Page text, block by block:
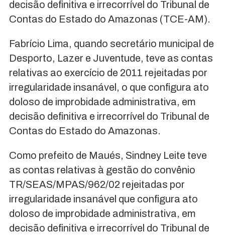
decisão definitiva e irrecorrível do Tribunal de
Contas do Estado do Amazonas (TCE-AM).
Fabrício Lima, quando secretário municipal de
Desporto, Lazer e Juventude, teve as contas
relativas ao exercício de 2011 rejeitadas por
irregularidade insanável, o que configura ato
doloso de improbidade administrativa, em
decisão definitiva e irrecorrível do Tribunal de
Contas do Estado do Amazonas.
Como prefeito de Maués, Sindney Leite teve
as contas relativas à gestão do convênio
TR/SEAS/MPAS/962/02 rejeitadas por
irregularidade insanável que configura ato
doloso de improbidade administrativa, em
decisão definitiva e irrecorrível do Tribunal de